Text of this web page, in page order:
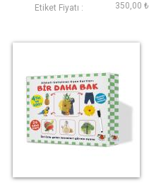
Etiket Fiyatı : 350,00 ₺